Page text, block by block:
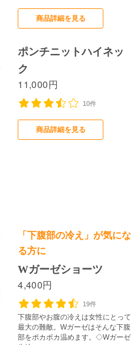
商品詳細を見る
ポンチニットハイネッ
ク
11,000円
10件
商品詳細を見る
「下腹部の冷え」が気にな
る方に
Wガーゼショーツ
4,400円
19件
下腹部やお腹の冷えは女性にとって
最大の難敵。Wガーゼはそんな下腹
部をポカポカ温めます。◇Wガーゼ
第終了